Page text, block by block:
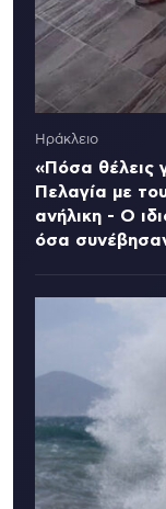
Ηράκλειο
«Πόσα θέλεις
Πελαγία με
ανήλικη - Ο
όσα